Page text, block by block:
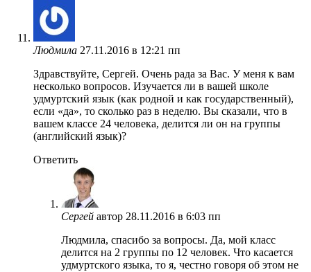
Людмила 27.11.2016 в 12:21 пп
Здравствуйте, Сергей. Очень рада за Вас. У меня к вам
несколько вопросов. Изучается ли в вашей школе
удмуртский язык (как родной и как государственный),
если «да», то сколько раз в неделю. Вы сказали, что в
вашем классе 24 человека, делится ли он на группы
(английский язык)?
Ответить
Сергей автор 28.11.2016 в 6:03 пп
Людмила, спасибо за вопросы. Да, мой класс
делится на 2 группы по 12 человек. Что касается
удмуртского языка, то я, честно говоря об этом не